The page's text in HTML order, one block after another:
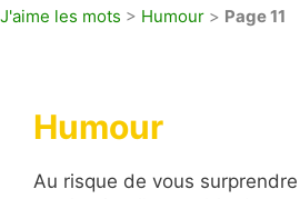
J'aime les mots > Humour > Page 11
Humour
Au risque de vous surprendre